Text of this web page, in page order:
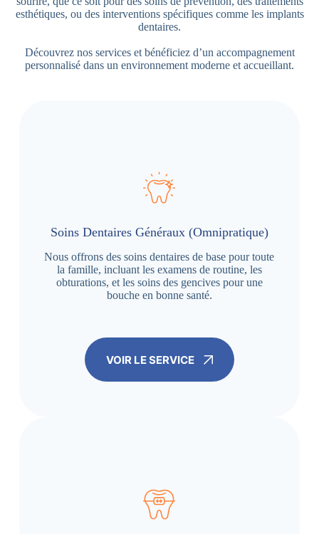
esthétiques, ou des interventions spécifiques comme les implants
dentaires.
Découvrez nos services et bénéficiez d’un accompagnement
personnalisé dans un environnement moderne et accueillant.
Soins Dentaires Généraux (Omnipratique)
Nous offrons des soins dentaires de base pour toute
la famille, incluant les examens de routine, les
obturations, et les soins des gencives pour une
bouche en bonne santé.
VOIR LE SERVICE